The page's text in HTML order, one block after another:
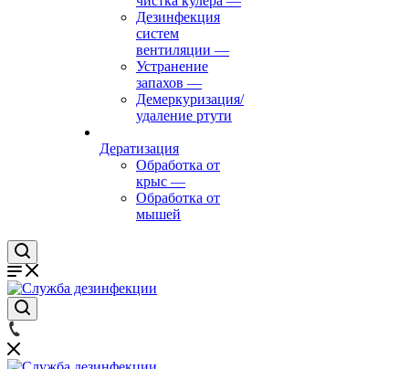
Дезинфекция
систем
вентиляции —
Устранение
запахов —
Демеркуризация/
удаление ртути
Дератизация
Обработка от
крыс —
Обработка от
мышей